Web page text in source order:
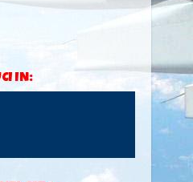
IN: